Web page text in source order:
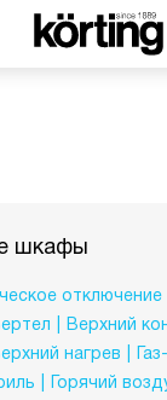
шкафы
отключение
Верхний
нагрев
Горячий